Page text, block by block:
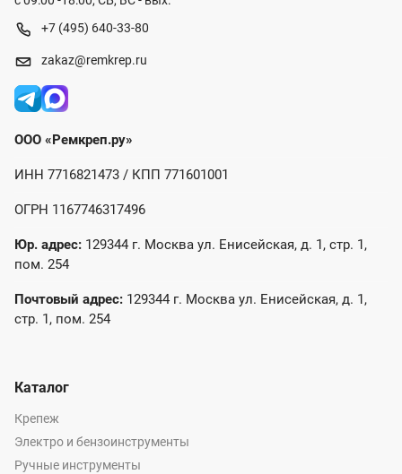
+7 (495) 640-33-80
zakaz@remkrep.ru
ООО «Ремкреп.ру»
ИНН 7716821473 / КПП 771601001
ОГРН 1167746317496
Юр. адрес: 129344 г. Москва ул. Енисейская, д. 1, стр. 1,
пом. 254
Почтовый адрес: 129344 г. Москва ул. Енисейская, д. 1,
стр. 1, пом. 254
Каталог
Крепеж
Электро и бензоинструменты
Ручные инструменты